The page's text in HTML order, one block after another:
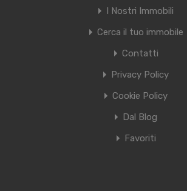
I Nostri Immobili
Cerca il tuo immobile
Contatti
Privacy Policy
Cookie Policy
Dal Blog
Favoriti